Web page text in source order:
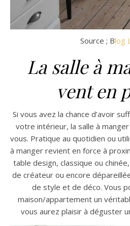
Source ; Blog
La salle à
vent en
Si vous avez la chance d’avoir
votre intérieur, la salle à
vous. Pratique au quotidien ou
à manger revient en force à
table design, classique ou
de créateur ou encore
de style et de déco. Vous
maison/appartement un
vous aurez plaisir à déguster